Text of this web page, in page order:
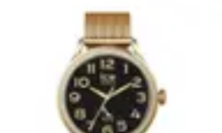
Sécurité technologiquePhotographie mobile
Informatique portable
Gadgets HiTech